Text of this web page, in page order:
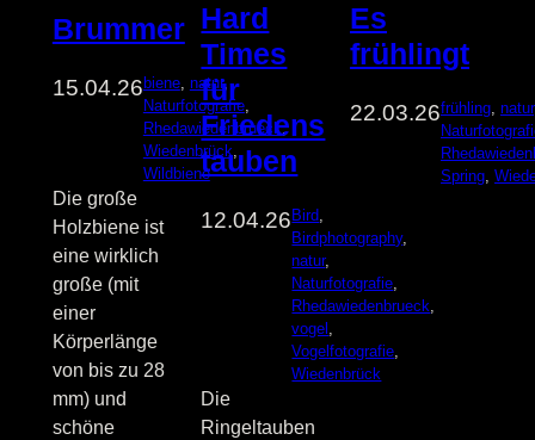
Brummer
15.04.26biene, natur ,
Naturfotografie
Rhedawiedenbrueck ,
Wiedenbrück ,
Wildbiene
Die große
Holzbiene ist
eine wirklich
große (mit
einer
Körperlänge
von bis zu 28
mm) und
schöne
Hard
Times
für
Friedens
tauben
12.04.26Bird
Birdphotography
natur
Naturfotografie
Rhedawiedenbrueck
vogel
Vogelfotografie
Wiedenbrück
Die
Ringeltauben
Es
frühlingt
22.03.26frühling , natur
Spring ,